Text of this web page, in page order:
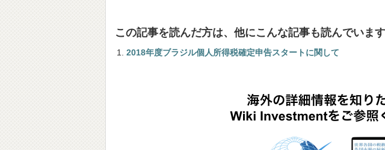
この記事を読んだ方は、他にこんな記事も読んでいます
2018年度ブラジル個人所得税確定申告スタートに関して